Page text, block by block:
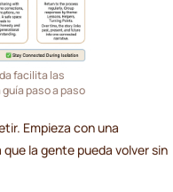
facilita las
paso a paso
Empieza con una
la gente pueda volver sin